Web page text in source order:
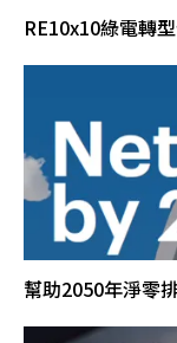
RE10x10綠電轉
幫助2050年淨零